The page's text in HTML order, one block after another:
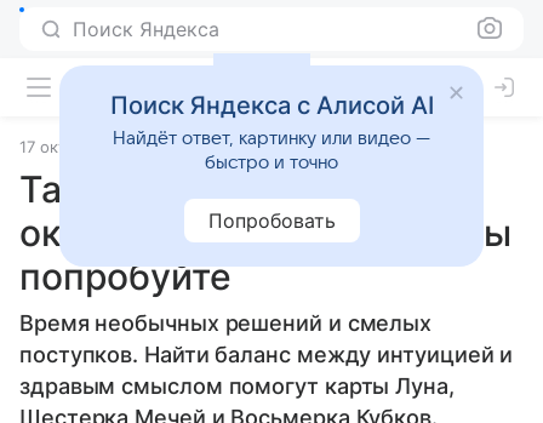
Поиск Яндекса
17 октября 2025 Источник:Гороскопы Mail Статьи
Таро-прогноз на 18
октября 2025 года: хотя бы
попробуйте
Время необычных решений и смелых
поступков. Найти баланс между интуицией и
здравым смыслом помогут карты Луна,
Шестерка Мечей и Восьмерка Кубков.
Поиск Яндекса с Алисой AI
Найдёт ответ, картинку или видео —
быстро и точно
Попробовать